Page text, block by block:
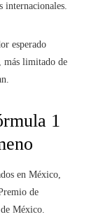
internacionales.
esperado
más limitado de
1
en México,
de
México.